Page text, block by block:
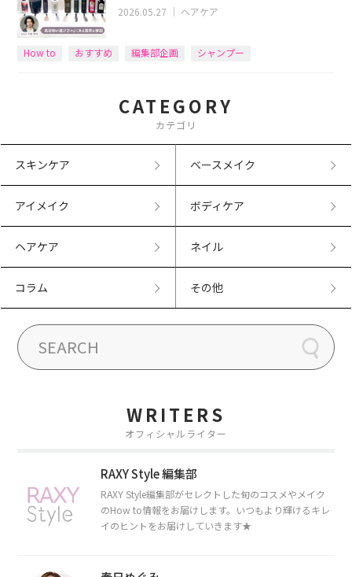
2026.05.27 ヘアケア
How to おすすめ 編集部企画 シャンプー
CATEGORY
カテゴリ
スキンケア ベースメイク
アイメイク ボディケア
ヘアケア ネイル
コラム その他
WRITERS
オフィシャルライター
RAXY Style 編集部
RAXY Style編集部がセレクトした旬のコスメやメイク
のHow to情報をお届けします。いつもより輝けるキレ
イのヒントをお届けしていきます★